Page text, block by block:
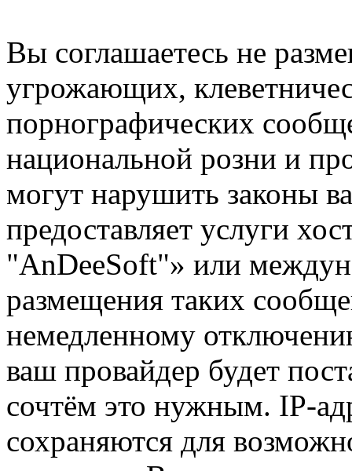
Вы соглашаетесь не
угрожающих,
порнографических
национальной розни и
могут нарушить законы
предоставляет услуги
"AnDeeSoft"» или
размещения таких
немедленному
ваш провайдер будет
сочтём это нужным. IP-
сохраняются для